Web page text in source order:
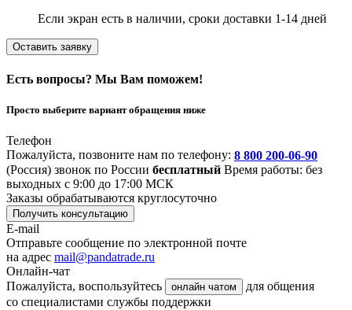
Если экран есть в наличии, сроки доставки 1-14 дней
Оставить заявку
Есть вопросы? Мы Вам поможем!
Просто выберите вариант обращения ниже
Телефон
Пожалуйста, позвоните нам по телефону: 8 800 200-06-90
(Россия) звонок по России бесплатный Время работы: без
выходных с 9:00 до 17:00 МСК
Заказы обрабатываются круглосуточно
Получить консультацию
E-mail
Отправьте сообщение по электронной почте
на адрес mail@pandatrade.ru
Онлайн-чат
Пожалуйста, воспользуйтесь
онлайн чатом
для общения
со специалистами службы поддержки